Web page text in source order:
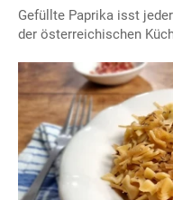
Gefüllte Paprika isst
der österreichischen